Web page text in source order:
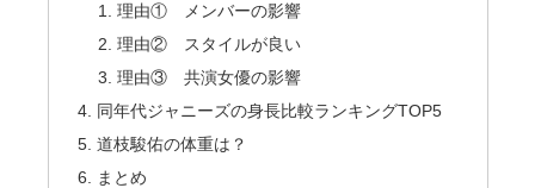
理由① メンバーの影響
理由② スタイルが良い
理由③ 共演女優の影響
同年代ジャニーズの身長比較ランキングTOP5
道枝駿佑の体重は？
まとめ